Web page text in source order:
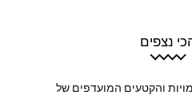
נצפים
והקטעים המועדפים של